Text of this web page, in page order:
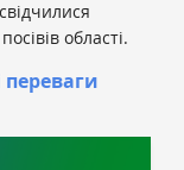
області.